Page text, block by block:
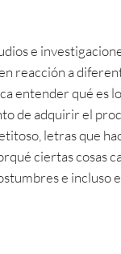
e
reacción a
entender qué es
de adquirir el
letras que
ciertas cosas
e